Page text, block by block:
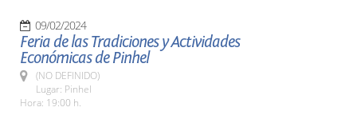
09/02/2024
Feria de las Tradiciones y Actividades
Económicas de Pinhel
(NO DEFINIDO)
Lugar: Pinhel
Hora: 19:00 h.